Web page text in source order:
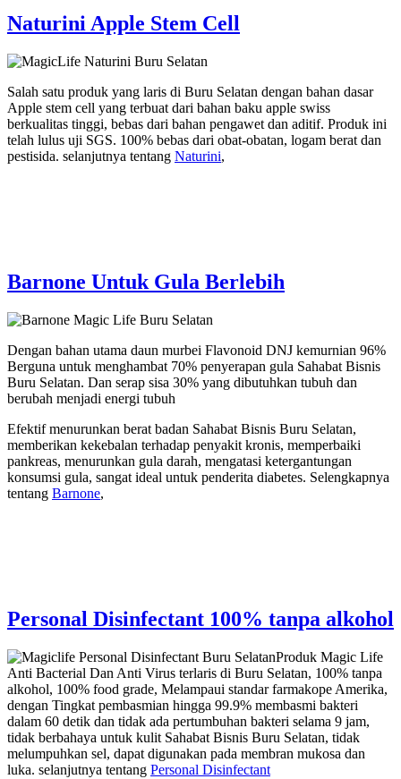
Naturini Apple Stem Cell
Salah satu produk yang laris di Buru Selatan dengan bahan dasar
Apple stem cell yang terbuat dari bahan baku apple swiss
berkualitas tinggi, bebas dari bahan pengawet dan aditif. Produk ini
telah lulus uji SGS. 100% bebas dari obat-obatan, logam berat dan
pestisida. selanjutnya tentang Naturini,
Barnone Untuk Gula Berlebih
Dengan bahan utama daun murbei Flavonoid DNJ kemurnian 96%
Berguna untuk menghambat 70% penyerapan gula Sahabat Bisnis
Buru Selatan. Dan serap sisa 30% yang dibutuhkan tubuh dan
berubah menjadi energi tubuh
Efektif menurunkan berat badan Sahabat Bisnis Buru Selatan,
memberikan kekebalan terhadap penyakit kronis, memperbaiki
pankreas, menurunkan gula darah, mengatasi ketergantungan
konsumsi gula, sangat ideal untuk penderita diabetes. Selengkapnya
tentang Barnone,
Personal Disinfectant 100% tanpa alkohol
Produk Magic Life
Anti Bacterial Dan Anti Virus terlaris di Buru Selatan, 100% tanpa
alkohol, 100% food grade, Melampaui standar farmakope Amerika,
dengan Tingkat pembasmian hingga 99.9% membasmi bakteri
dalam 60 detik dan tidak ada pertumbuhan bakteri selama 9 jam,
tidak berbahaya untuk kulit Sahabat Bisnis Buru Selatan, tidak
melumpuhkan sel, dapat digunakan pada membran mukosa dan
luka. selanjutnya tentang Personal Disinfectant